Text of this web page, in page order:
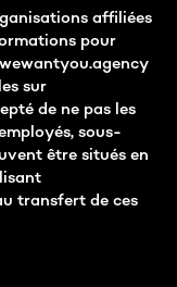
affiliées
pour
sur
de ne pas les
sous-
être situés en
transfert de ces